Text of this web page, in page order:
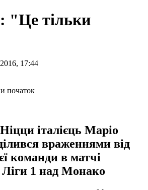
"Це тільки
17:44
італієць Маріо
враженнями від
команди в матчі
Ліги 1 над Монако